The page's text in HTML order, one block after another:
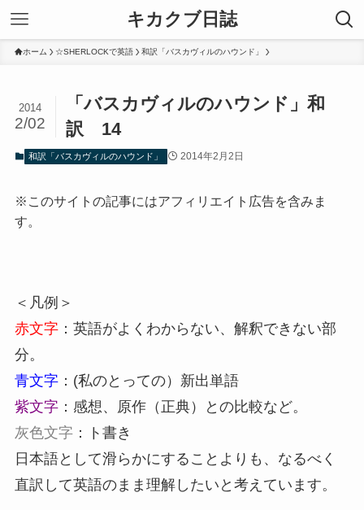
キカクブ日誌
ホーム ☆SHERLOCKで英語 和訳「バスカヴィルのハウンド」
「バスカヴィルのハウンド」和
訳 14
2014
2/02
和訳「バスカヴィルのハウンド」 2014年2月2日
※このサイトの記事にはアフィリエイト広告を含みま
す。
＜凡例＞
赤文字：英語がよくわからない、解釈できない部
分。
青文字：(私のとっての）新出単語
紫文字：感想、原作（正典）との比較など。
灰色文字：ト書き
日本語として滑らかにすることよりも、なるべく
直訳して英語のまま理解したいと考えています。